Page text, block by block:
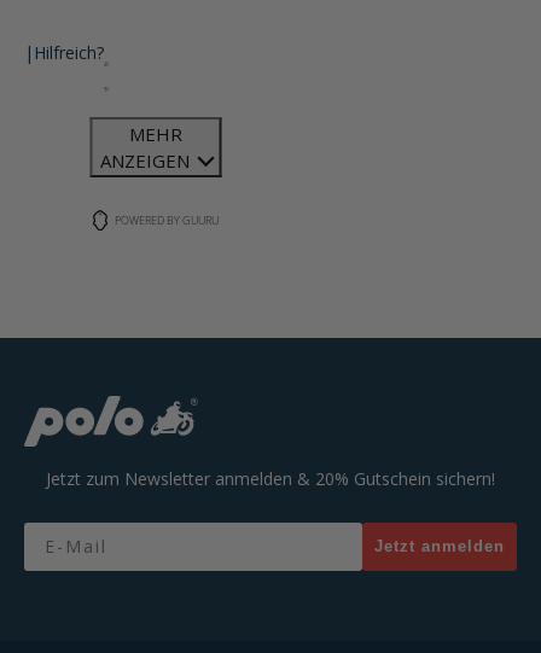
| Hilfreich?
MEHR
ANZEIGEN
POWERED BY GUURU
Jetzt zum Newsletter anmelden & 20% Gutschein sichern!
Email
Jetzt anmelden